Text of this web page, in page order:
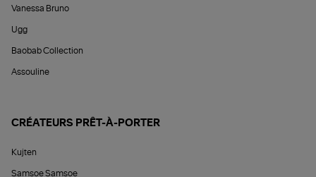
Vanessa Bruno
Ugg
Baobab Collection
Assouline
CRÉATEURS PRÊT-À-PORTER
Kujten
Samsoe Samsoe